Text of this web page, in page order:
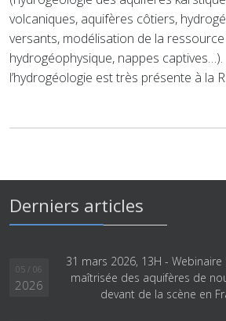
volcaniques, aquifères côtiers,
versants, modélisation de la
hydrogéophysique, nappes
l’hydrogéologie est très présente à la
Derniers articles
05 / 06
2026
31 mars 2026, 13H - Webinaire
maîtrisée des aquifères de
devant de la scène en